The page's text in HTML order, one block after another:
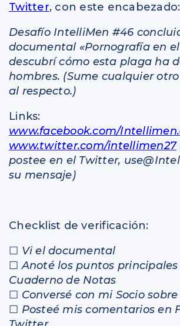
Twitter, con este encabezado:
Desafío IntelliMen #46
documental «Pornografía en el
descubrí cómo esta plaga ha
hombres. (Sume cualquier
al respecto.)
Links:
www.facebook.com/
www.twitter.com/intellimen27
postee en el Twitter,
su mensaje)
Checklist de verificación:
☐ Vi el documental
☐Anoté los puntos
Cuaderno de Notas
☐ Conversé con mi Socio
☐ Posteé mis comentarios en